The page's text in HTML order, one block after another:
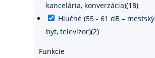
kancelária, konverzácia)(18)
Hlučné (55 - 61 dB – mestský
byt, televízor)(2)
Funkcie